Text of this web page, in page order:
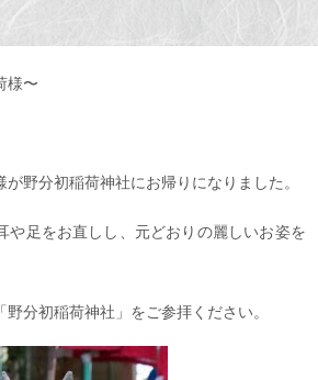
様〜
が野分初稲荷神社にお帰りになりました。
や足をお直しし、元どおりの麗しいお姿を
分初稲荷神社」をご参拝ください。